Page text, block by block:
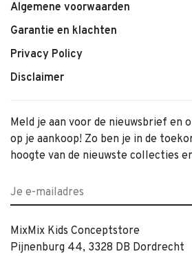
Algemene voorwaarden
Garantie en klachten
Privacy Policy
Disclaimer
Meld je aan voor de nieuwsbrief en
op je aankoop! Zo ben je in de
hoogte van de nieuwste collecties
MixMix Kids Conceptstore
Pijnenburg 44, 3328 DB Dordrecht